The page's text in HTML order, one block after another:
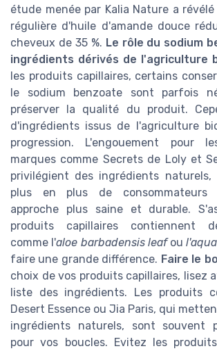
étude menée par Kalia Nature a
régulière d'huile d'amande douce
cheveux de 35 %. Le rôle du sodium
ingrédients dérivés de l'agriculture
les produits capillaires, certains
le sodium benzoate sont parfois
préserver la qualité du produit.
d'ingrédients issus de l'agriculture
progression. L'engouement pour
marques comme Secrets de Loly et
privilégient des ingrédients
plus en plus de consommateurs
approche plus saine et durable.
produits capillaires contiennent
comme l'aloe barbadensis leafou
faire une grande différence. Faire le
choix de vos produits capillaires, lisez
liste des ingrédients. Les produits
Desert Essence ou Jia Paris, qui
ingrédients naturels, sont souvent
pour vos boucles. Evitez les